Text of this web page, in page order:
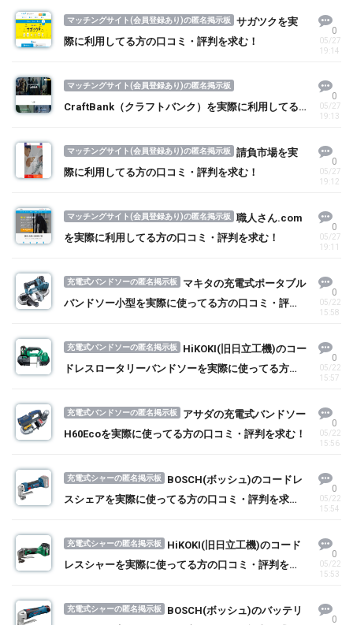
マッチングサイト(会員登録あり)の匿名掲示板
サガツクを実
際に利用してる方の口コミ・評判を求む！
0
05/27
19:14
マッチングサイト(会員登録あり)の匿名掲示板
CraftBank（クラフトバンク）を実際に利用してる
0
05/27
19:13
マッチングサイト(会員登録あり)の匿名掲示板
請負市場を実
際に利用してる方の口コミ・評判を求む！
0
05/27
19:12
マッチングサイト(会員登録あり)の匿名掲示板
職人さん.com
を実際に利用してる方の口コミ・評判を求む！
0
05/27
19:11
充電式バンドソーの匿名掲示板
マキタの充電式ポータブル
バンドソー小型を実際に使ってる方の口コミ・評判
0
05/22
15:58
充電式バンドソーの匿名掲示板
HiKOKI(旧日立工機)のコー
ドレスロータリーバンドソーを実際に使ってる方の
0
05/22
15:57
充電式バンドソーの匿名掲示板
アサダの充電式バンドソー
H60Ecoを実際に使ってる方の口コミ・評判を求む！
0
05/22
15:56
充電式シャーの匿名掲示板
BOSCH(ボッシュ)のコードレ
スシェアを実際に使ってる方の口コミ・評判を求
0
05/22
15:54
充電式シャーの匿名掲示板
HiKOKI(旧日立工機)のコード
レスシャーを実際に使ってる方の口コミ・評判を求
0
05/22
15:53
充電式シャーの匿名掲示板
BOSCH(ボッシュ)のバッテリ
0